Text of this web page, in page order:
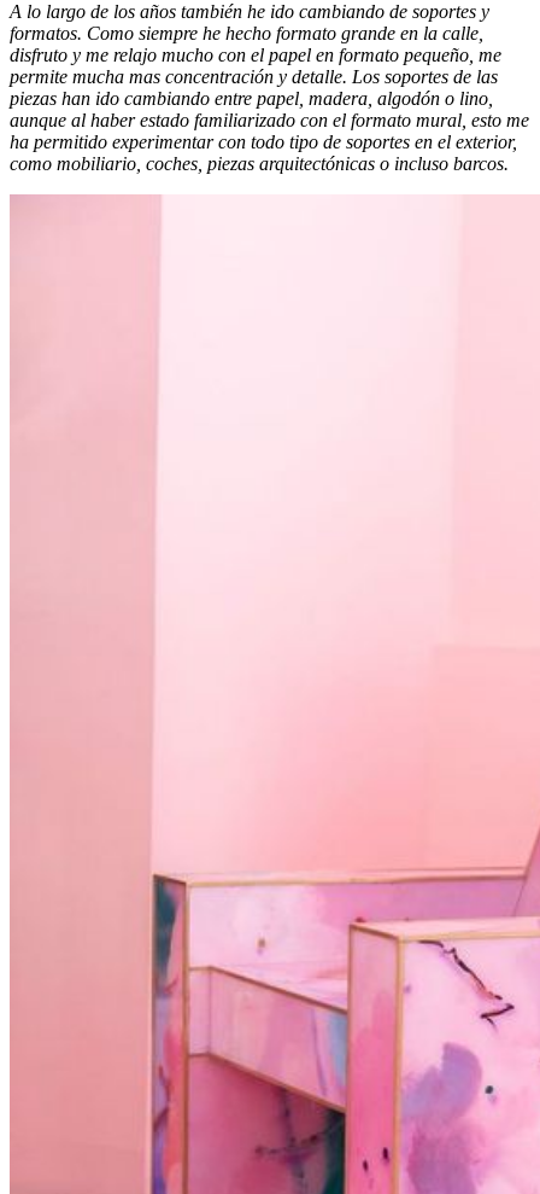
A lo largo de los años también he ido cambiando de soportes y
formatos. Como siempre he hecho formato grande en la calle,
disfruto y me relajo mucho con el papel en formato pequeño, me
permite mucha mas concentración y detalle. Los soportes de las
piezas han ido cambiando entre papel, madera, algodón o lino,
aunque al haber estado familiarizado con el formato mural, esto me
ha permitido experimentar con todo tipo de soportes en el exterior,
como mobiliario, coches, piezas arquitectónicas o incluso barcos.